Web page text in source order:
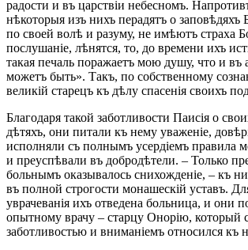
радости и въ царствіи небесномъ.
нѣкоторыя изъ нихъ перадятъ о заповѣдяхъ
по своей волѣ и разуму, не имѣютъ страха
послушаніе, лѣнятся, то, до времени ихъ
такая печаль поражаетъ мою душу, что и въ
можетъ быть». Такъ, по собственному
великій старецъ къ дѣлу спасенія своихъ
Благодаря такой заботливости Паисія о
дѣтяхъ, они питали къ нему уваженіе,
исполняли съ полнымъ усердіемъ правила
и преуспѣвали въ добродѣтели. – Только
больнымъ оказывалось снихожденіе, – къ
въ полной строгости монашескій уставъ.
уврачеванія ихъ отведена больница, и они
опытному врачу – старцу Онорію, который
заботливостью и вниманіемъ относился къ